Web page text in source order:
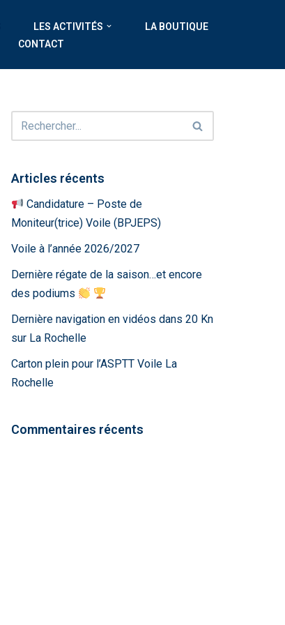
LES ACTIVITÉS
LA BOUTIQUE
CONTACT
Articles récents
Candidature – Poste de
Moniteur(trice) Voile (BPJEPS)
Voile à l’année 2026/2027
Dernière régate de la saison…et encore
des podiums
Dernière navigation en vidéos dans 20 Kn
sur La Rochelle
Carton plein pour l’ASPTT Voile La
Rochelle
Commentaires récents